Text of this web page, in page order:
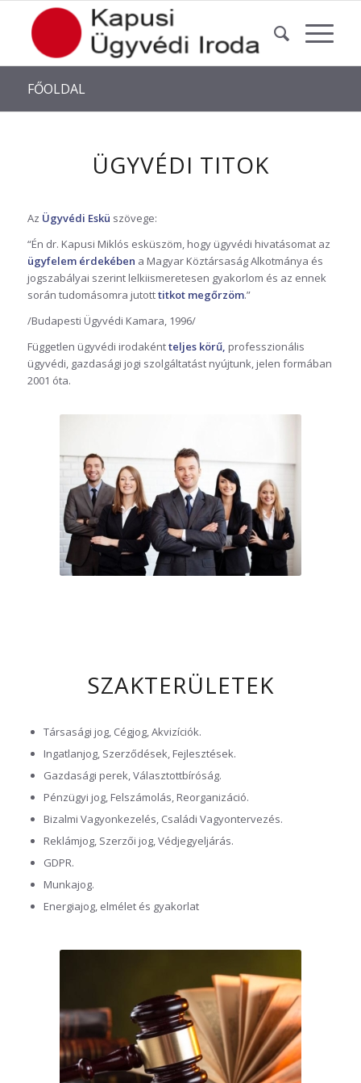
FŐOLDAL
ÜGYVÉDI TITOK
Az Ügyvédi Eskü szövege:
“Én dr. Kapusi Miklós esküszöm, hogy ügyvédi hivatásomat az
ügyfelem érdekében a Magyar Köztársaság Alkotmánya és
jogszabályai szerint lelkiismeretesen gyakorlom és az ennek
során tudomásomra jutotttitkot megőrzöm.”
/Budapesti Ügyvédi Kamara, 1996/
Független ügyvédi irodakéntteljes körű, professzionális
ügyvédi, gazdasági jogi szolgáltatást nyújtunk, jelen formában
2001 óta.
SZAKTERÜLETEK
Társasági jog,Cégjog,Akvizíciók.
Ingatlanjog,Szerződések, Fejlesztések.
Gazdasági perek, Választottbíróság.
Pénzügyi jog, Felszámolás, Reorganizáció.
Bizalmi Vagyonkezelés, Családi Vagyontervezés.
Reklámjog, Szerzői jog, Védjegyeljárás.
GDPR.
Munkajog.
Energiajog, elmélet és gyakorlat